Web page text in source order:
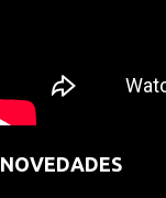
NOVEDADES